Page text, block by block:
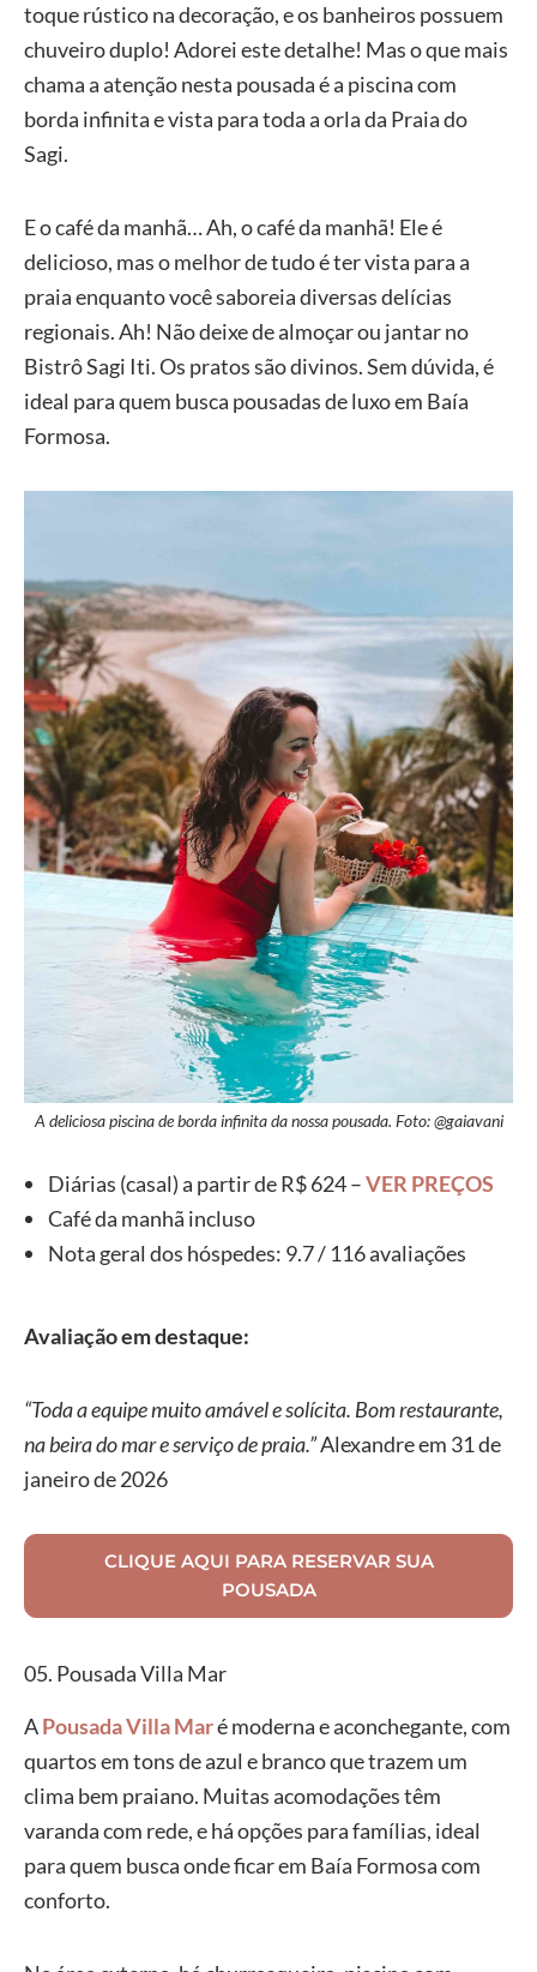
toque rústico na decoração, e os banheiros possuem
chuveiro duplo! Adorei este detalhe! Mas o que mais
chama a atenção nesta pousada é a piscina com
borda infinita e vista para toda a orla da Praia do
Sagi.
E o café da manhã… Ah, o café da manhã! Ele é
delicioso, mas o melhor de tudo é ter vista para a
praia enquanto você saboreia diversas delícias
regionais. Ah! Não deixe de almoçar ou jantar no
Bistrô Sagi Iti. Os pratos são divinos. Sem dúvida, é
ideal para quem busca pousadas de luxo em Baía
Formosa.
A deliciosa piscina de borda infinita da nossa pousada. Foto: @gaiavani
Diárias (casal) a partir de R$ 624 –VER PREÇOS
Café da manhã incluso
Nota geral dos hóspedes: 9.7 / 116 avaliações
Avaliação em destaque:
“Toda a equipe muito amável e solícita. Bom restaurante,
na beira do mar e serviço de praia.”Alexandre em 31 de
janeiro de 2026
CLIQUE AQUI PARA RESERVAR SUA
POUSADA
05. Pousada Villa Mar
APousada Villa Maré moderna e aconchegante, com
quartos em tons de azul e branco que trazem um
clima bem praiano. Muitas acomodações têm
varanda com rede, e há opções para famílias, ideal
para quem busca onde ficar em Baía Formosa com
conforto.